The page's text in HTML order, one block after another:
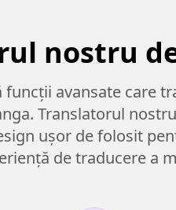
nostru
funcții avansate care
Translatorul
ușor de folosit
de traducere a